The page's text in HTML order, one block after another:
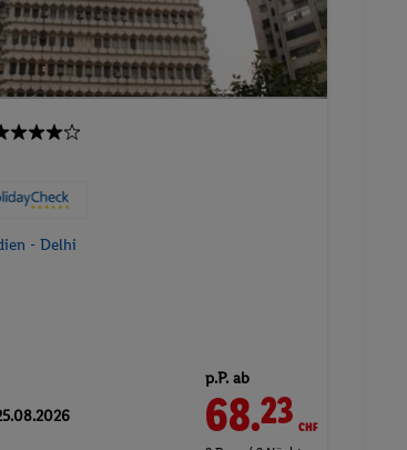
- Delhi
p.P. ab
68.23CHF